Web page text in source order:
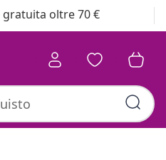
gratuita oltre 70 €